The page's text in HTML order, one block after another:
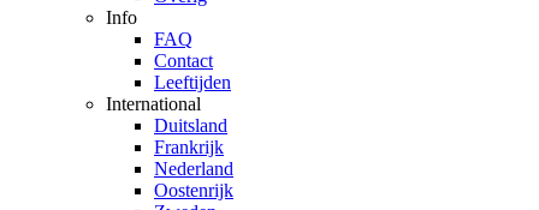
Info
FAQ
Contact
Leeftijden
International
Duitsland
Frankrijk
Nederland
Oostenrijk